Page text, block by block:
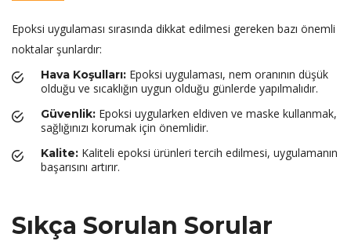
Epoksi uygulaması sırasında dikkat edilmesi gereken bazı önemli
noktalar şunlardır:
Hava Koşulları: Epoksi uygulaması, nem oranının düşük
olduğu ve sıcaklığın uygun olduğu günlerde yapılmalıdır.
Güvenlik: Epoksi uygularken eldiven ve maske kullanmak,
sağlığınızı korumak için önemlidir.
Kalite: Kaliteli epoksi ürünleri tercih edilmesi, uygulamanın
başarısını artırır.
Sıkça Sorulan Sorular